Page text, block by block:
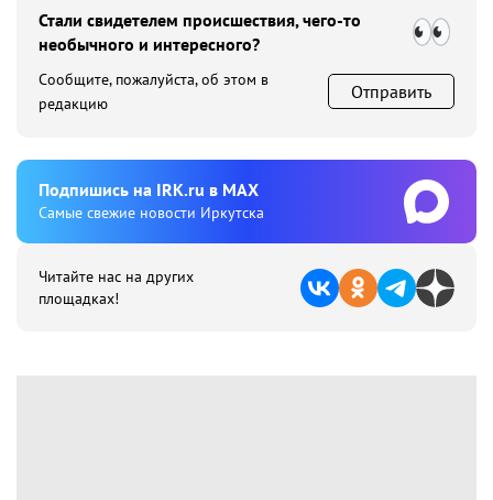
Стали свидетелем происшествия, чего-то
необычного и интересного?
Сообщите, пожалуйста, об этом в
редакцию
Отправить
Подпишиcь на IRK.ru в MAX
Cамые свежие новости Иркутска
Читайте нас на других
площадках!